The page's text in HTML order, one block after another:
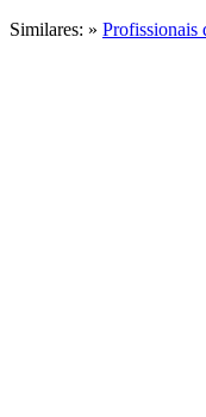
Similares: » Profissionais